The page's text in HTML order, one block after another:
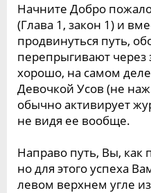
Начните Добро
(Глава 1, закон 1) и
продвинуться путь,
перепрыгивают через
хорошо, на самом деле
Девочкой Усов (не
обычно активирует
не видя ее вообще.
Направо путь, Вы, как
но для этого успеха
левом верхнем угле